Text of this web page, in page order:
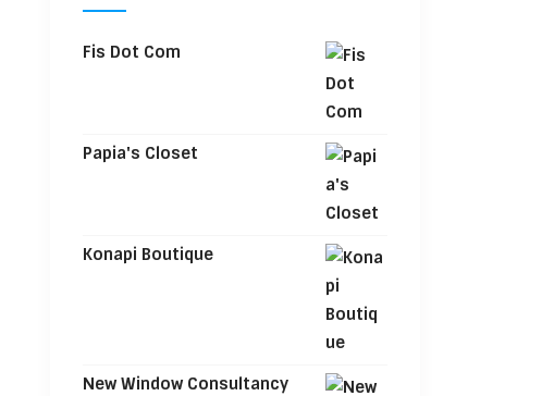
Fis Dot Com
Papia's Closet
Konapi Boutique
New Window Consultancy